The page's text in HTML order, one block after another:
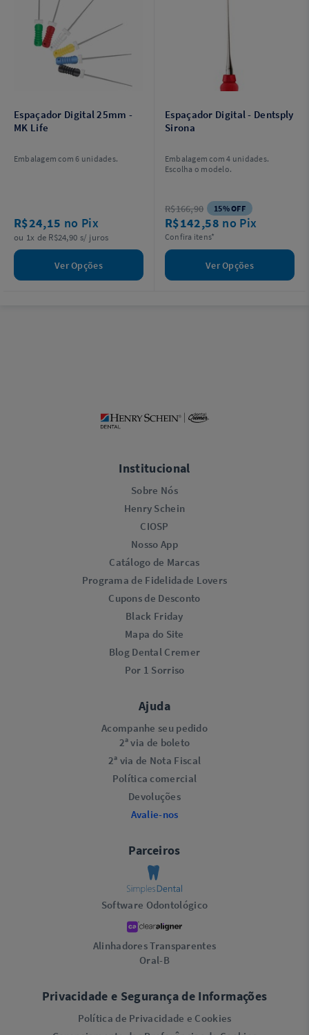
Espaçador Digital 25mm -
MK Life
Embalagem com 6 unidades.
R$24,15 no Pix
ou 1x de R$24,90 s/ juros
Ver Opções
Espaçador Digital - Dentsply
Sirona
Embalagem com 4 unidades.
Escolha o modelo.
R$166,90 15% OFF
R$142,58 no Pix
Confira itens*
Ver Opções
Institucional
Sobre Nós
Henry Schein
CIOSP
Nosso App
Catálogo de Marcas
Programa de Fidelidade Lovers​
Cupons de Desconto
Black Friday
Mapa do Site
Blog Dental Cremer
Por 1 Sorriso
Ajuda
Acompanhe seu pedido
2ª via de boleto
2ª via de Nota Fiscal
Política comercial
Devoluções
Avalie-nos
Parceiros
Software Odontológico
Alinhadores Transparentes
Oral-B
Privacidade e Segurança de Informações
Política de Privacidade e Cookies